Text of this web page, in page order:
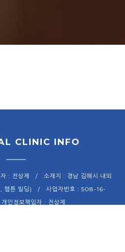
CLINIC INFO
: 전상제 / 소재지 : 경남 김해시 내외
, 햄튼 빌딩) / 사업자번호 : 508-16-
정보책임자 : 전상제